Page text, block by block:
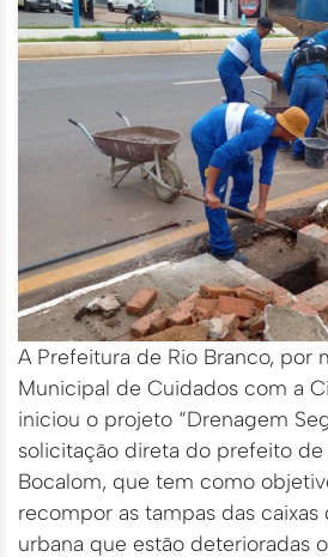
A Prefeitura de Rio Branco, por
Municipal de Cuidados com a
iniciou o projeto “Drenagem
solicitação direta do prefeito de
Bocalom, que tem como
recompor as tampas das
urbana que estão deterioradas